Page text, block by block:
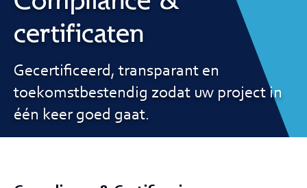
certificaten
Gecertificeerd, transparant en
toekomstbestendig zodat uw project in
één keer goed gaat.